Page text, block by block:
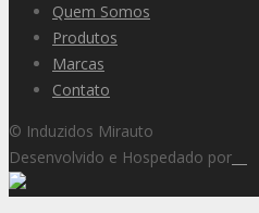
Quem Somos
Produtos
Marcas
Contato
© Induzidos Mirauto
Desenvolvido e Hospedado por